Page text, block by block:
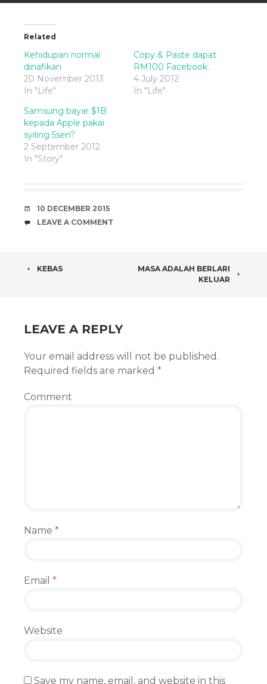
Related
Kehidupan normal
dinafikan
20 November 2013
In "Life"
Copy & Paste dapat
RM100 Facebook.
4 July 2012
In "Life"
Samsung bayar $1B
kepada Apple pakai
syiling 5sen?
2 September 2012
In "Story"
DATE
10 DECEMBER 2015
COMMENTS
LEAVE A COMMENT
POST
KEBAS
MASA ADALAH BERLARI
KELUAR
LEAVE A REPLY
Your email address will not be published.
Required fields are marked *
Comment
Name *
Email *
Website
Save my name, email, and website in this